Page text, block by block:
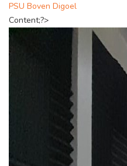
PSU Boven Digoel
Content;?>